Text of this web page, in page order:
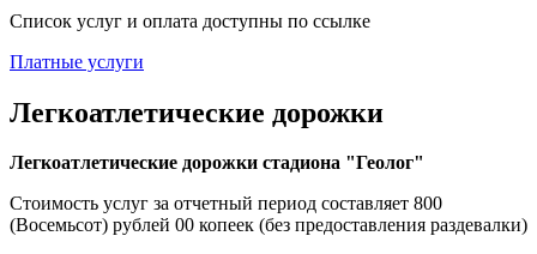
Список услуг и оплата доступны по ссылке
Платные услуги
Легкоатлетические дорожки
Легкоатлетические дорожки стадиона "Геолог"
Стоимость услуг за отчетный период составляет 800
(Восемьсот) рублей 00 копеек (без предоставления раздевалки)